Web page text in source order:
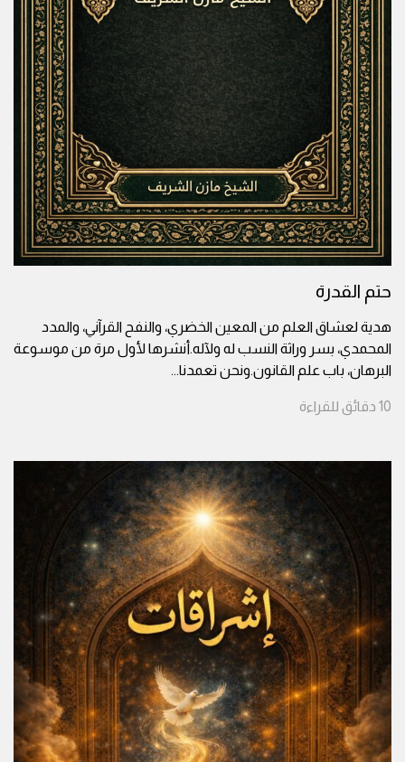
حتم القدرة
هدية لعشاق العلم من المعين الخضري، والنفح القرآني، والمدد
المحمدي، بسر وراثة النسب له ولآله.أنشرها لأول مرة من موسوعة
البرهان، باب علم القانون.ونحن تعمدنا...
10 دقائق للقراءة